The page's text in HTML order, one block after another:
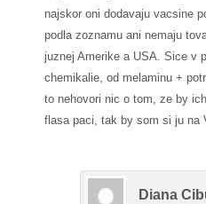
najskor oni dodavaju vacsine
podla zoznamu ani nemaju
juznej Amerike a USA. Sice v
chemikalie, od melaminu +
to nehovori nic o tom, ze by
flasa paci, tak by som si ju na
Diana